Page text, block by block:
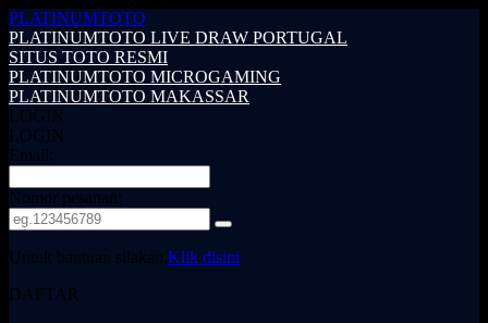
PLATINUMTOTO
PLATINUMTOTO LIVE DRAW PORTUGAL
SITUS TOTO RESMI
PLATINUMTOTO MICROGAMING
PLATINUMTOTO MAKASSAR
LOGIN
LOGIN
Email:
Nomor pesanan:
Untuk bantuan silakan,Klik disini
DAFTAR